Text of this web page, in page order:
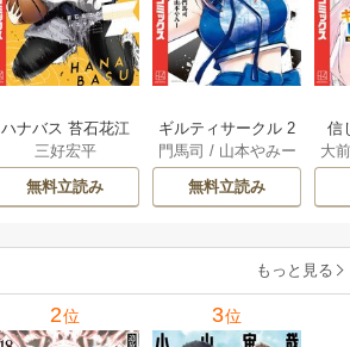
ハナバス 苔石花江
のバスケ論 7巻
三好宏平
無料立読み
ギルティサークル 2
1巻
門馬司 / 山本やみー
無料立読み
信
に
の
れ
メ
大
もっと見る
2位 3位